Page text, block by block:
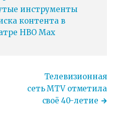
инструменты
контента в
HBO Max
Телевизионная
сеть MTV отметила
своё 40-летие